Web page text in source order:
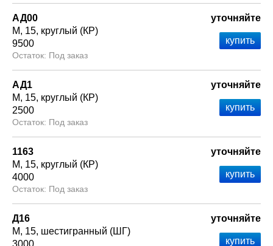
АД00
М
15 круглый (КР)
9500
Под заказ
уточняйте
АД1
М
15 круглый (КР)
2500
Под заказ
уточняйте
1163
М
15 круглый (КР)
4000
Под заказ
уточняйте
Д16
М
15 шестигранный (ШГ)
3000
уточняйте